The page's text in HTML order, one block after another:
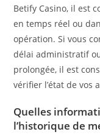
Betify Casino, il est
en temps réel ou
opération. Si vous
délai administratif
prolongée, il est
vérifier l’état de vos
Quelles
l’historique de